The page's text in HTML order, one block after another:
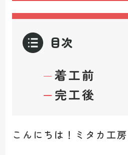
目次
着工前
完工後
こんにちは！ミタカ工房